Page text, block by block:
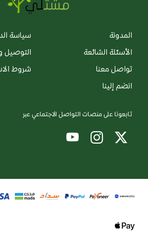
المدونة
الأسئلة الشائعة
تواصل معنا
انضم إلينا
سياسة
التوصيل
شروط
تابعونا على منصات التواصل الاجتماعي عبر